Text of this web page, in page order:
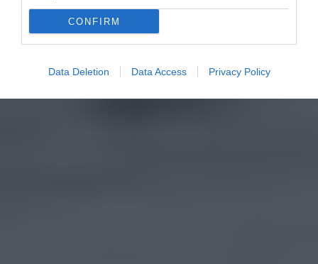
CONFIRM
Data Deletion Data Access Privacy Policy